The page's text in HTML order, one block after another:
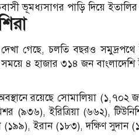
ভূমধ্যসাগর পাড়ি দিয়ে
দেখা গেছে, চলতি বছরও
সময়ে ৪ হাজার ৩১৪ জন
অবস্থানে রয়েছে সোমালিয়া
(৯৩৬), ইরিত্রিয়া (৬৬২),
ইরান (১৮৩), দক্ষিণ সুদান